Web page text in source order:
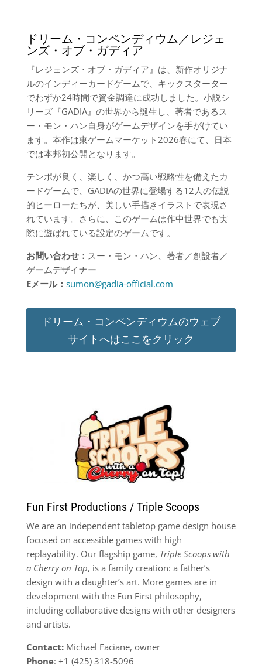
ドリーム・コンペンディウム／レジェ
ンズ・オブ・ガディア
『レジェンズ・オブ・ガディア』は、新作オリジナ
ルのインディーカードゲームで、キックスターター
でわずか24時間で資金調達に成功しました。小説シ
リーズ『GADIA』の世界から誕生し、著者であるス
ー・モン・ハン自身がゲームデザインを手がけてい
ます。本作は東ゲームマーケット2026春にて、日本
では本邦初公開となります。
テンポが良く、楽しく、かつ高い戦略性を備えたカ
ードゲームで、GADIAの世界に登場する12人の伝説
的ヒーローたちが、美しい手描きイラストで表現さ
れています。さらに、このゲームは作中世界でも実
際に遊ばれている設定のゲームです。
お問い合わせ： スー・モン・ハン、著者／創設者／
ゲームデザイナー
Eメール： sumon@gadia-official.com
ドリーム・コンペンディウムのウェブ
サイトへはここをクリック
Fun First Productions / Triple Scoops
We are an independent tabletop game design house
focused on accessible games with high
replayability. Our flagship game, Triple Scoops with
a Cherry on Top, is a family creation: a father’s
design with a daughter’s art. More games are in
development with the Fun First philosophy,
including collaborative designs with other designers
and artists.
Contact: Michael Faciane, owner
Phone: +1 (425) 318-5096